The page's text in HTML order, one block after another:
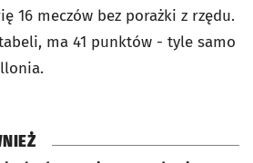
16 meczów bez porażki z rzędu.
ma 41 punktów - tyle samo